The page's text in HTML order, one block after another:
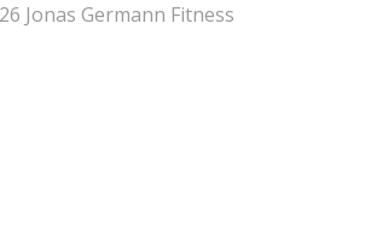
Jonas Germann Fitness